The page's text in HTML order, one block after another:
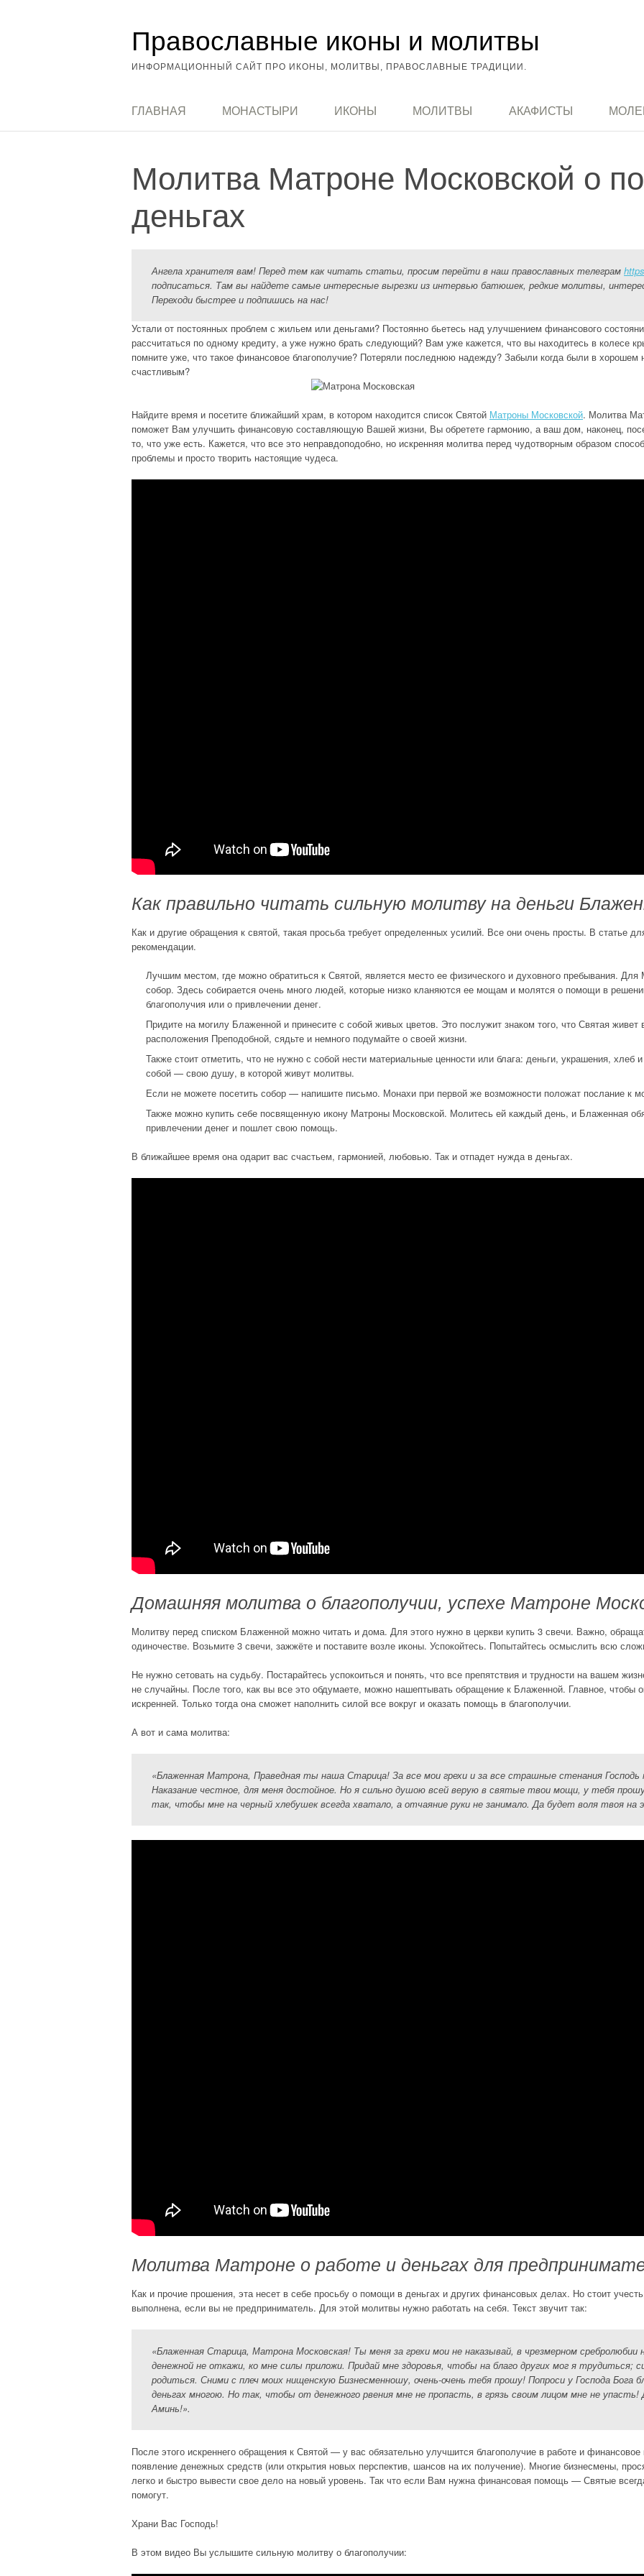
Православные иконы и молитвы
ИНФОРМАЦИОННЫЙ САЙТ ПРО ИКОНЫ, МОЛИТВЫ, ПРАВОСЛАВНЫЕ ТРАДИЦИИ.
ГЛАВНАЯ МОНАСТЫРИ ИКОНЫ МОЛИТВЫ АКАФИСТЫ
Молитва Матроне Московской о
деньгах
Ангела хранителя вам! Перед тем как читать статьи, просим перейти в наш православных телеграм
подписаться. Там вы найдете самые интересные вырезки из интервью батюшек, редкие молитвы,
Переходи быстрее и подпишись на нас!
Устали от постоянных проблем с жильем или деньгами? Постоянно бьетесь над улучшением финансового
рассчитаться по одному кредиту, а уже нужно брать следующий? Вам уже кажется, что вы находитесь в колесе
помните уже, что такое финансовое благополучие? Потеряли последнюю надежду? Забыли когда были в хорошем
счастливым?
Найдите время и посетите ближайший храм, в котором находится список Святой Матроны Московской. Молитва
поможет Вам улучшить финансовую составляющую Вашей жизни, Вы обретете гармонию, а ваш дом, наконец,
то, что уже есть. Кажется, что все это неправдоподобно, но искренняя молитва перед чудотворным образом
проблемы и просто творить настоящие чудеса.
Как правильно читать сильную молитву на деньги
Как и другие обращения к святой, такая просьба требует определенных усилий. Все они очень просты. В статье
рекомендации.
Лучшим местом, где можно обратиться к Святой, является место ее физического и духовного пребывания.
собор. Здесь собирается очень много людей, которые низко кланяются ее мощам и молятся о помощи в
благополучия или о привлечении денег.
Придите на могилу Блаженной и принесите с собой живых цветов. Это послужит знаком того, что Святая
расположения Преподобной, сядьте и немного подумайте о своей жизни.
Также стоит отметить, что не нужно с собой нести материальные ценности или блага: деньги, украшения, хлеб
собой — свою душу, в которой живут молитвы.
Если не можете посетить собор — напишите письмо. Монахи при первой же возможности положат послание к
Также можно купить себе посвященную икону Матроны Московской. Молитесь ей каждый день, и Блаженная
привлечении денег и пошлет свою помощь.
В ближайшее время она одарит вас счастьем, гармонией, любовью. Так и отпадет нужда в деньгах.
Домашняя молитва о благополучии, успехе Матроне
Молитву перед списком Блаженной можно читать и дома. Для этого нужно в церкви купить 3 свечи. Важно,
одиночестве. Возьмите 3 свечи, зажжёте и поставите возле иконы. Успокойтесь. Попытайтесь осмыслить всю
Не нужно сетовать на судьбу. Постарайтесь успокоиться и понять, что все препятствия и трудности на вашем
не случайны. После того, как вы все это обдумаете, можно нашептывать обращение к Блаженной. Главное, чтобы
искренней. Только тогда она сможет наполнить силой все вокруг и оказать помощь в благополучии.
А вот и сама молитва:
«Блаженная Матрона, Праведная ты наша Старица! За все мои грехи и за все страшные стенания Господь
Наказание честное, для меня достойное. Но я сильно душою всей верую в святые твои мощи, у тебя
так, чтобы мне на черный хлебушек всегда хватало, а отчаяние руки не занимало. Да будет воля твоя на
Молитва Матроне о работе и деньгах для
Как и прочие прошения, эта несет в себе просьбу о помощи в деньгах и других финансовых делах. Но стоит
выполнена, если вы не предприниматель. Для этой молитвы нужно работать на себя. Текст звучит так:
«Блаженная Старица, Матрона Московская! Ты меня за грехи мои не наказывай, в чрезмерном сребролюбии
денежной не откажи, ко мне силы приложи. Придай мне здоровья, чтобы на благо других мог я трудиться;
родиться. Сними с плеч моих нищенскую Бизнесменношу, очень-очень тебя прошу! Попроси у Господа Бога
деньгах многою. Но так, чтобы от денежного рвения мне не пропасть, в грязь своим лицом мне не
Аминь!».
После этого искреннего обращения к Святой — у вас обязательно улучшится благополучие в работе и
появление денежных средств (или открытия новых перспектив, шансов на их получение). Многие бизнесмены,
легко и быстро вывести свое дело на новый уровень. Так что если Вам нужна финансовая помощь — Святые
помогут.
Храни Вас Господь!
В этом видео Вы услышите сильную молитву о благополучии: